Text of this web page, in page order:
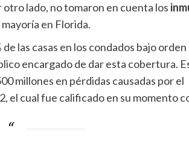
otro lado, no tomaron en cuenta los
en Florida.
de las casas en los condados bajo orden
encargado de dar esta cobertura.
millones en pérdidas causadas por el
el cual fue calificado en su momento